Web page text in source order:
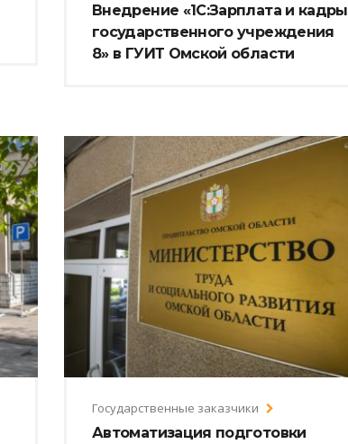
Внедрение «1С:Зарплата и кадры
государственного учреждения
8» в ГУИТ Омской области
Государственные заказчики
Автоматизация подготовки